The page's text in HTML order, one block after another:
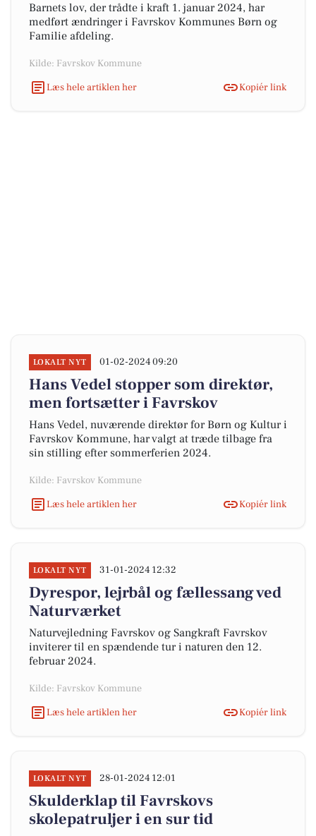
Barnets lov, der trådte i kraft 1. januar 2024, har
medført ændringer i Favrskov Kommunes Børn og
Familie afdeling.
Kilde: Favrskov Kommune
Læs hele artiklen her
Kopiér link
LOKALT NYT 01-02-2024 09:20
Hans Vedel stopper som direktør,
men fortsætter i Favrskov
Hans Vedel, nuværende direktør for Børn og Kultur i
Favrskov Kommune, har valgt at træde tilbage fra
sin stilling efter sommerferien 2024.
Kilde: Favrskov Kommune
Læs hele artiklen her
Kopiér link
LOKALT NYT 31-01-2024 12:32
Dyrespor, lejrbål og fællessang ved
Naturværket
Naturvejledning Favrskov og Sangkraft Favrskov
inviterer til en spændende tur i naturen den 12.
februar 2024.
Kilde: Favrskov Kommune
Læs hele artiklen her
Kopiér link
LOKALT NYT 28-01-2024 12:01
Skulderklap til Favrskovs
skolepatruljer i en sur tid